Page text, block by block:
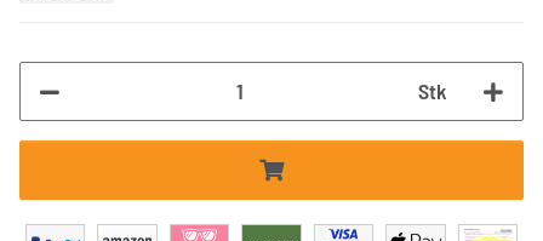
Stk